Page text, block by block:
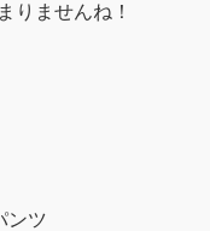
りませんね！
ンツ